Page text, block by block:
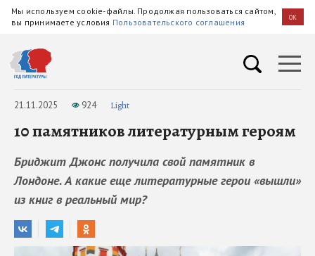
Мы используем cookie-файлы. Продолжая пользоваться сайтом,
вы принимаете условия Пользовательского соглашения OK
21.11.2025 924 Light
10 памятников литературным героям
Бриджит Джонс получила свой памятник в
Лондоне. А какие еще литературные герои «вышли»
из книг в реальный мир?